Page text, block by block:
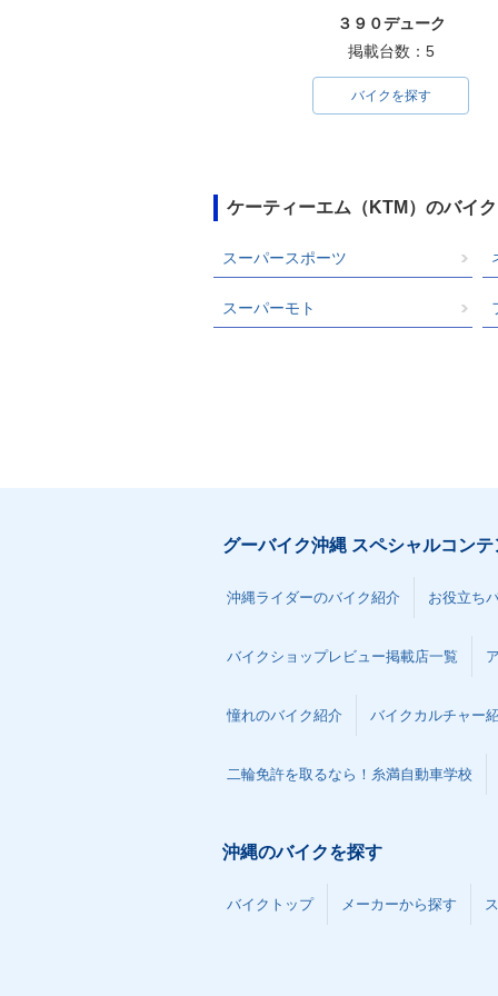
３９０デューク
掲載台数：5
バイクを探す
ケーティーエム（KTM）のバイ
スーパースポーツ
スーパーモト
グーバイク沖縄 スペシャルコンテ
沖縄ライダーのバイク紹介 お役立ち
バイクショップレビュー掲載店一覧
憧れのバイク紹介 バイクカルチャー
二輪免許を取るなら！糸満自動車学校
沖縄のバイクを探す
バイクトップ メーカーから探す